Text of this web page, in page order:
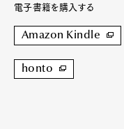
電子書籍を購入する
Amazon Kindle
honto